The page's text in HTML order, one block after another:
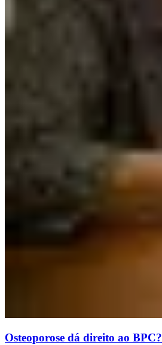
Osteoporose dá direito ao BPC?